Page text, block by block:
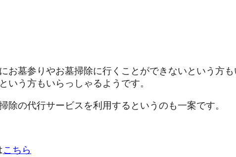
お墓参りやお墓掃除に行くことができないという方
いう方もいらっしゃるようです。
除の代行サービスを利用するというのも一案です。
こちら